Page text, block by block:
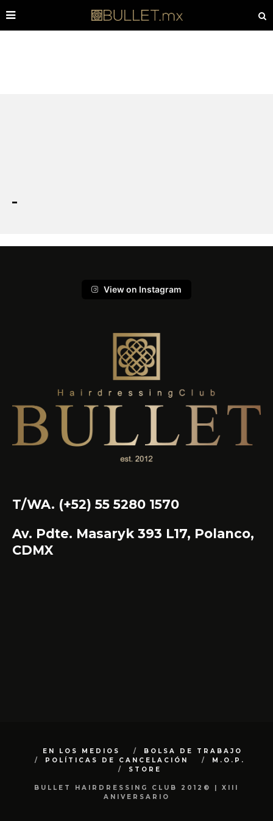
View on Instagram
T/WA. (+52) 55 5280 1570
Av. Pdte. Masaryk 393 L17, Polanco,
CDMX
EN LOS MEDIOS
BOLSA DE TRABAJO
POLÍTICAS DE CANCELACIÓN
M.O.P.
STORE
BULLET HAIRDRESSING CLUB 2012© | XIII
ANIVERSARIO